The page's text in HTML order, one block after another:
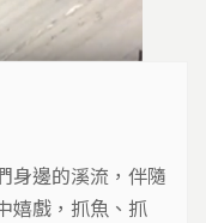
身邊的溪流，伴隨
嬉戲，抓魚、抓